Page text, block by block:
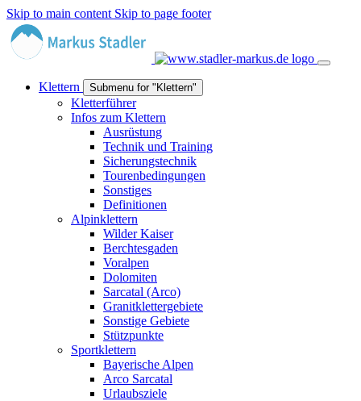
Skip to main content Skip to page footer
Klettern Submenu for "Klettern"
Kletterführer
Infos zum Klettern
Ausrüstung
Technik und Training
Sicherungstechnik
Tourenbedingungen
Sonstiges
Definitionen
Alpinklettern
Wilder Kaiser
Berchtesgaden
Voralpen
Dolomiten
Sarcatal (Arco)
Granitklettergebiete
Sonstige Gebiete
Stützpunkte
Sportklettern
Bayerische Alpen
Arco Sarcatal
Urlaubsziele